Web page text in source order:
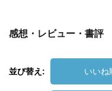
感想・レビュー・書評
並び替え: いいね